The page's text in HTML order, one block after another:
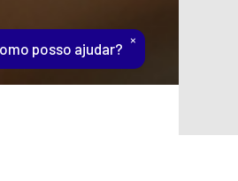
posso ajudar?
×